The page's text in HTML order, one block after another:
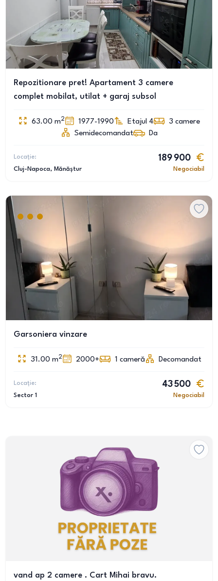
Repozitionare pret! Apartament 3 camere
complet mobilat, utilat + garaj subsol
63.00 m2 1977-1990 Etajul 4 3 camere
Semidecomandat
Da
Locație:
Cluj-Napoca, Mănăștur
189 900
Negociabil
Garsoniera vinzare
31.00 m2 2000+ 1 cameră Decomandat
Locație:
Sector 1
43 500
Negociabil
vand ap 2 camere . Cart Mihai bravu.